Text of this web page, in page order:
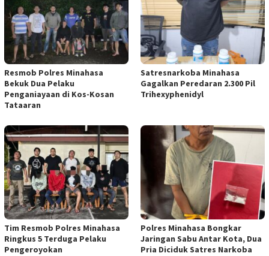
Resmob Polres Minahasa
Bekuk Dua Pelaku
Penganiayaan di Kos-Kosan
Tataaran
Satresnarkoba Minahasa
Gagalkan Peredaran 2.300 Pil
Trihexyphenidyl
Tim Resmob Polres Minahasa
Ringkus 5 Terduga Pelaku
Pengeroyokan
Polres Minahasa Bongkar
Jaringan Sabu Antar Kota, Dua
Pria Diciduk Satres Narkoba